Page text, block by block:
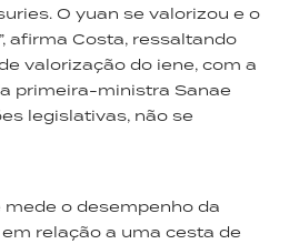
O yuan se valorizou e o
afirma Costa, ressaltando
valorização do iene, com a
primeira-ministra Sanae
legislativas, não se
mede o desempenho da
relação a uma cesta de